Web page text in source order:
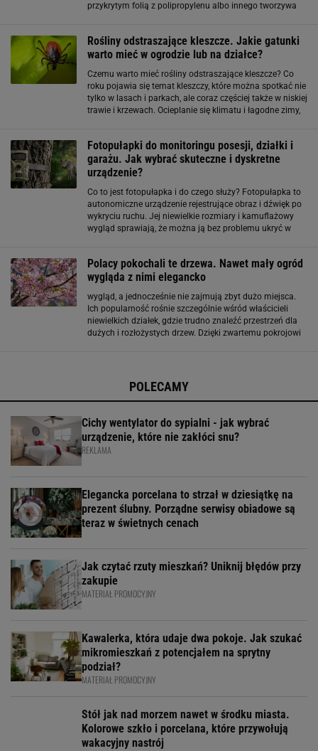
przykrytym folią z polipropylenu albo innego tworzywa
Rośliny odstraszające kleszcze. Jakie gatunki
warto mieć w ogrodzie lub na działce?
Czemu warto mieć rośliny odstraszające kleszcze? Co
roku pojawia się temat kleszczy, które można spotkać nie
tylko w lasach i parkach, ale coraz częściej także w niskiej
trawie i krzewach. Ocieplanie się klimatu i łagodne zimy,
Fotopułapki do monitoringu posesji, działki i
garażu. Jak wybrać skuteczne i dyskretne
urządzenie?
Co to jest fotopułapka i do czego służy? Fotopułapka to
autonomiczne urządzenie rejestrujące obraz i dźwięk po
wykryciu ruchu. Jej niewielkie rozmiary i kamuflażowy
wygląd sprawiają, że można ją bez problemu ukryć w
Polacy pokochali te drzewa. Nawet mały ogród
wygląda z nimi elegancko
wygląd, a jednocześnie nie zajmują zbyt dużo miejsca.
Ich popularność rośnie szczególnie wśród właścicieli
niewielkich działek, gdzie trudno znaleźć przestrzeń dla
dużych i rozłożystych drzew. Dzięki zwartemu pokrojowi
POLECAMY
Cichy wentylator do sypialni - jak wybrać
urządzenie, które nie zakłóci snu?
REKLAMA
Elegancka porcelana to strzał w dziesiątkę na
prezent ślubny. Porządne serwisy obiadowe są
teraz w świetnych cenach
Jak czytać rzuty mieszkań? Uniknij błędów przy
zakupie
MATERIAŁ PROMOCYJNY
Kawalerka, która udaje dwa pokoje. Jak szukać
mikromieszkań z potencjałem na sprytny
podział?
MATERIAŁ PROMOCYJNY
Stół jak nad morzem nawet w środku miasta.
Kolorowe szkło i porcelana, które przywołują
wakacyjny nastrój